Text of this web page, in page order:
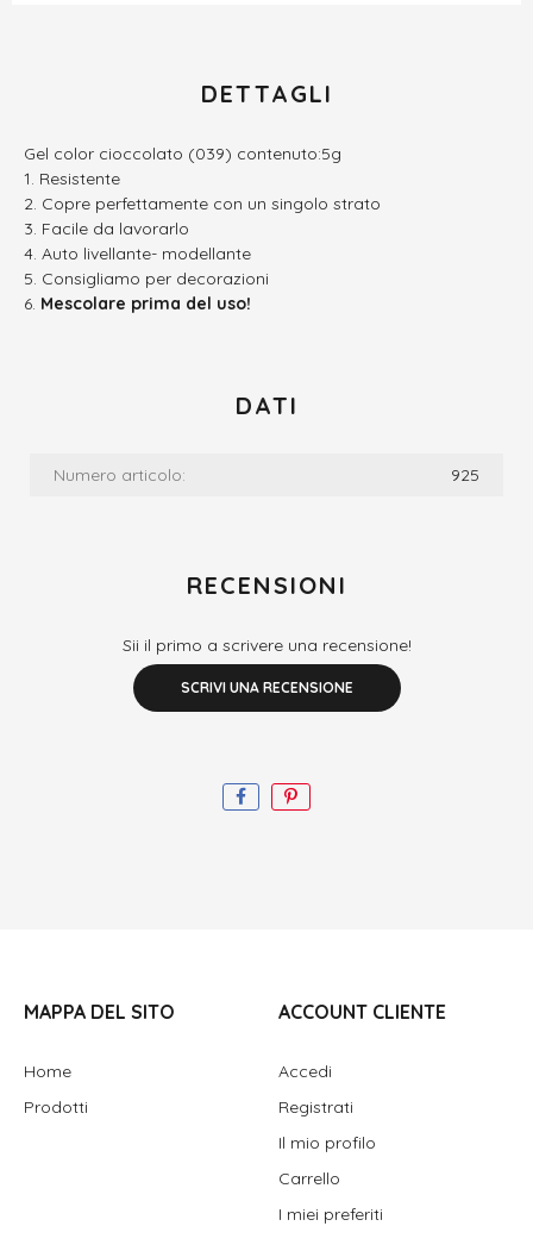
DETTAGLI
Gel color cioccolato (039) contenuto:5g
Resistente
Copre perfettamente con un singolo strato
Facile da lavorarlo
Auto livellante- modellante
Consigliamo per decorazioni
Mescolare prima del uso!
DATI
Numero articolo: 925
RECENSIONI
Sii il primo a scrivere una recensione!
SCRIVI UNA RECENSIONE
MAPPA DEL SITO
Home
Prodotti
ACCOUNT CLIENTE
Accedi
Registrati
Il mio profilo
Carrello
I miei preferiti